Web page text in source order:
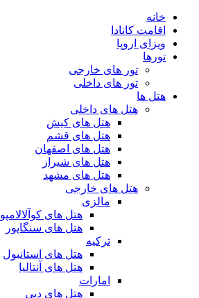
خانه
اقامت کانادا
ویزای اروپا
تورها
تور های خارجی
تور های داخلی
هتل ها
هتل های داخلی
هتل های کیش
هتل های قشم
هتل های اصفهان
هتل های شیراز
هتل های مشهد
هتل های خارجی
مالزی
هتل های کوآلالامپو
هتل های سنگاپور
ترکیه
هتل های استانبول
هتل های آنتالیا
امارات
هتل های دبی